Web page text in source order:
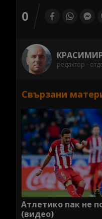
0
редактор -
Свързани
Атлетико пак не
(видео)